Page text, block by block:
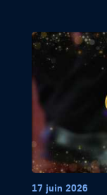
17 juin 2026